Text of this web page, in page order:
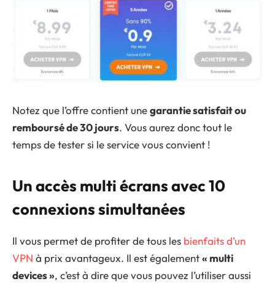
Notez que l’offre contient unegarantie satisfait ou
remboursé de 30 jours. Vous aurez donc tout le
temps de tester si le service vous convient !
Un accès multi écrans avec 10
connexions simultanées
Il vous permet de profiter de tous les bienfaits d’un
VPN à prix avantageux. Il est également« multi
devices », c’est à dire que vous pouvez l’utiliser aussi